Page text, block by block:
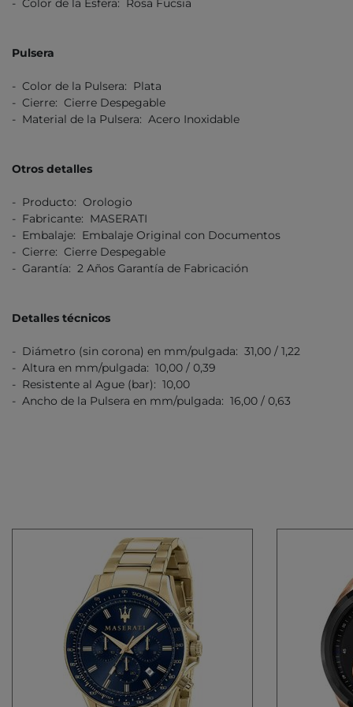
- Color de la Esfera: Rosa Fucsia
Pulsera
- Color de la Pulsera: Plata
- Cierre: Cierre Despegable
- Material de la Pulsera: Acero Inoxidable
Otros detalles
- Producto: Orologio
- Fabricante: MASERATI
- Embalaje: Embalaje Original con Documentos
- Cierre: Cierre Despegable
- Garantía: 2 Años Garantía de Fabricación
Detalles técnicos
- Diámetro (sin corona) en mm/pulgada: 31,00 / 1,22
- Altura en mm/pulgada: 10,00 / 0,39
- Resistente al Ague (bar): 10,00
- Ancho de la Pulsera en mm/pulgada: 16,00 / 0,63